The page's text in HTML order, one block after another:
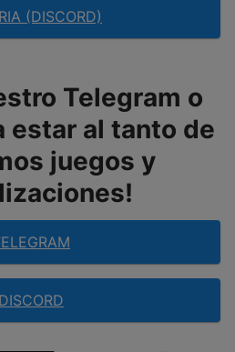
(DISCORD)
Telegram o
estar al tanto de
juegos y
DISCORD